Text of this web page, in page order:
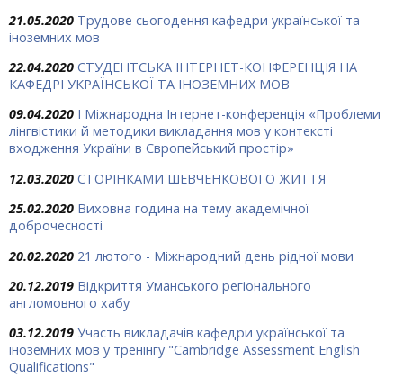
21.05.2020 Трудове сьогодення кафедри української та
іноземних мов
22.04.2020 СТУДЕНТСЬКА ІНТЕРНЕТ-КОНФЕРЕНЦІЯ НА
КАФЕДРІ УКРАЇНСЬКОЇ ТА ІНОЗЕМНИХ МОВ
09.04.2020 I Міжнародна Інтернет-конференція «Проблеми
лінгвістики й методики викладання мов у контексті
входження України в Європейський простір»
12.03.2020 СТОРІНКАМИ ШЕВЧЕНКОВОГО ЖИТТЯ
25.02.2020 Виховна година на тему академічної
доброчесності
20.02.2020 21 лютого - Міжнародний день рідної мови
20.12.2019 Відкриття Уманського регіонального
англомовного хабу
03.12.2019 Участь викладачів кафедри української та
іноземних мов у тренінгу "Cambridge Assessment English
Qualifications"